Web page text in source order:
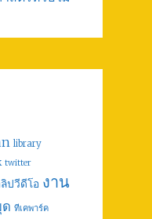
library
twitter
ปวีดีโอ งาน
ทีเคพาร์ค